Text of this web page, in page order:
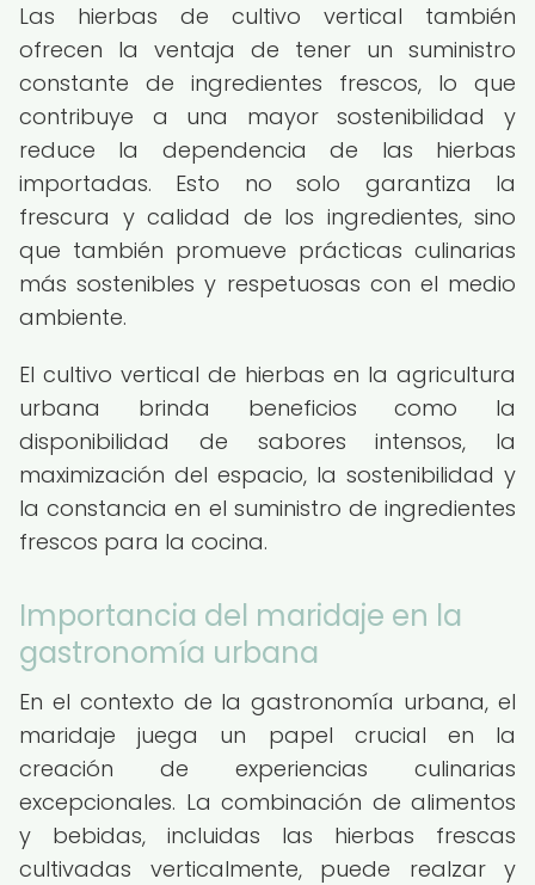
Las hierbas de cultivo vertical también
ofrecen la ventaja de tener un suministro
constante de ingredientes frescos, lo que
contribuye a una mayor sostenibilidad y
reduce la dependencia de las hierbas
importadas. Esto no solo garantiza la
frescura y calidad de los ingredientes, sino
que también promueve prácticas culinarias
más sostenibles y respetuosas con el medio
ambiente.
El cultivo vertical de hierbas en la agricultura
urbana brinda beneficios como la
disponibilidad de sabores intensos, la
maximización del espacio, la sostenibilidad y
la constancia en el suministro de ingredientes
frescos para la cocina.
Importancia del maridaje en la
gastronomía urbana
En el contexto de la gastronomía urbana, el
maridaje juega un papel crucial en la
creación de experiencias culinarias
excepcionales. La combinación de alimentos
y bebidas, incluidas las hierbas frescas
cultivadas verticalmente, puede realzar y